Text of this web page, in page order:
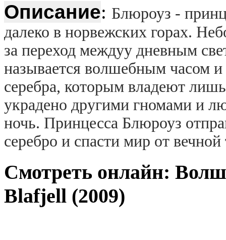
Описание: Блюроуз -
далеко в норвежских горах.
за переход междуу дневным
называется волшебным часом
серебра, которым владеют
украдено другими гномами и
ночь. Принцесса Блюроуз
серебро и спасти мир от
Смотреть онлайн:
Blafjell (2009)